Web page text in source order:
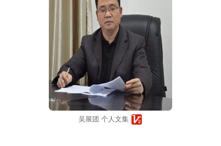
吴展团 个人文集